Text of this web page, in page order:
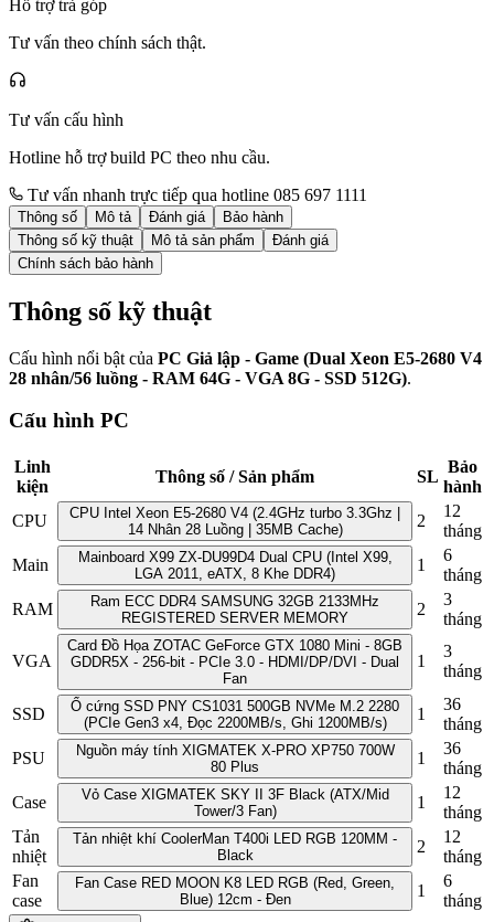
Hỗ trợ trả góp
Tư vấn theo chính sách thật.
Tư vấn cấu hình
Hotline hỗ trợ build PC theo nhu cầu.
Tư vấn nhanh trực tiếp qua hotline 085 697 1111
Thông số Mô tả Đánh giá
Bảo hành
Thông số kỹ thuật
Mô tả sản phẩm
Đánh giá
Chính sách bảo hành
Thông số kỹ thuật
Cấu hình nổi bật của PC Giả lập - Game (Dual Xeon E5-2680 V4
28 nhân/56 luồng - RAM 64G - VGA 8G - SSD 512G).
Cấu hình PC
Linh
kiện
Thông số / Sản phẩm SL
Bảo
hành
CPU
CPU Intel Xeon E5-2680 V4 (2.4GHz turbo 3.3Ghz |
14 Nhân 28 Luồng | 35MB Cache)
2
12
tháng
Main
Mainboard X99 ZX-DU99D4 Dual CPU (Intel X99,
LGA 2011, eATX, 8 Khe DDR4)
1
6
tháng
RAM
Ram ECC DDR4 SAMSUNG 32GB 2133MHz
REGISTERED SERVER MEMORY
2
3
tháng
VGA
Card Đồ Họa ZOTAC GeForce GTX 1080 Mini - 8GB
GDDR5X - 256-bit - PCIe 3.0 - HDMI/DP/DVI - Dual
Fan
1
3
tháng
SSD
Ổ cứng SSD PNY CS1031 500GB NVMe M.2 2280
(PCIe Gen3 x4, Đọc 2200MB/s, Ghi 1200MB/s)
1
36
tháng
PSU
Nguồn máy tính XIGMATEK X-PRO XP750 700W
80 Plus
1
36
tháng
Case
Vỏ Case XIGMATEK SKY II 3F Black (ATX/Mid
Tower/3 Fan)
1
12
tháng
Tản
nhiệt
Tản nhiệt khí CoolerMan T400i LED RGB 120MM -
Black
2
12
tháng
Fan
case
Fan Case RED MOON K8 LED RGB (Red, Green,
Blue) 12cm - Đen
1
6
tháng